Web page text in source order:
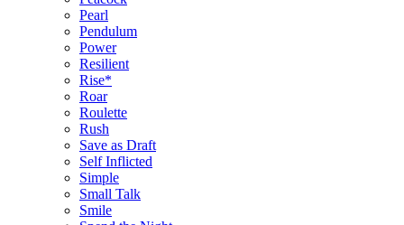
Pearl
Pendulum
Power
Resilient
Rise*
Roar
Roulette
Rush
Save as Draft
Self Inflicted
Simple
Small Talk
Smile